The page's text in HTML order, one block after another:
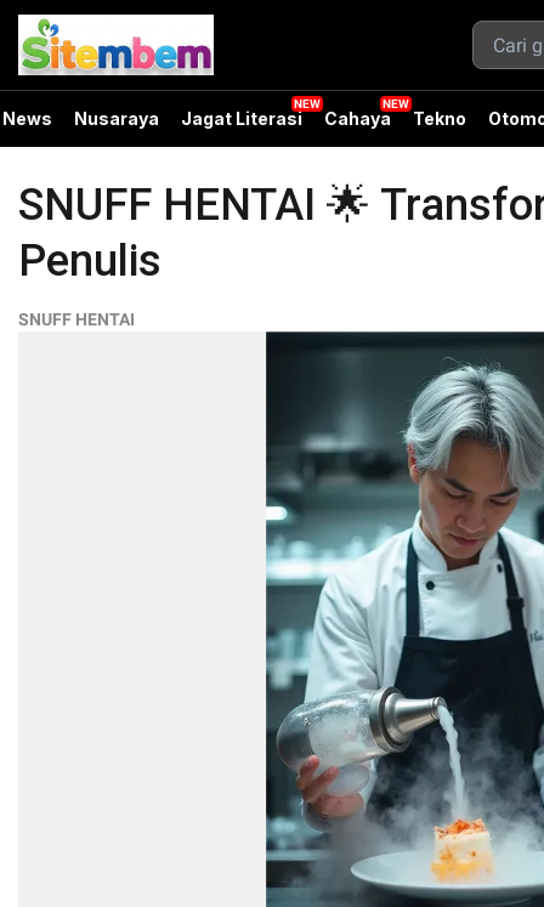
News Nusaraya Jagat Literasi Cahaya Tekno
SNUFF HENTAI 🌟
Penulis
SNUFF HENTAI